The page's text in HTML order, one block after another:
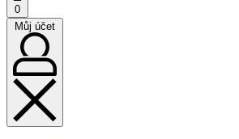
0
Můj účet